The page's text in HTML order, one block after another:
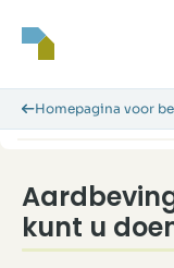
Homepagina voor
kunt u